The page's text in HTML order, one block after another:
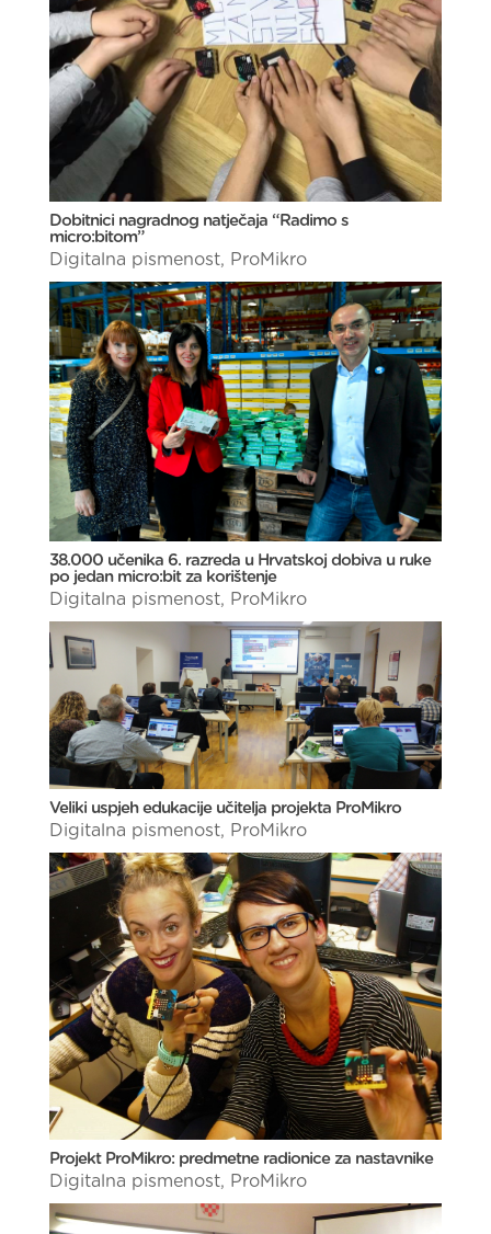
Dobitnici nagradnog natječaja “Radimo s
micro:bitom”
Digitalna pismenost, ProMikro
38.000 učenika 6. razreda u Hrvatskoj dobiva u ruke
po jedan micro:bit za korištenje
Digitalna pismenost, ProMikro
Veliki uspjeh edukacije učitelja projekta ProMikro
Digitalna pismenost, ProMikro
Projekt ProMikro: predmetne radionice za nastavnike
Digitalna pismenost, ProMikro